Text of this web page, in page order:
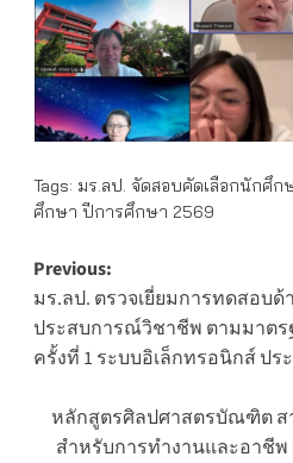
Tags: มร.ลป. จัดสอบคัดเลือกนักศึ
ศึกษา ปีการศึกษา 2569
Post
navigation
Previous:
มร.ลป. ตรวจเยี่ยมการทดสอบ
ประสบการณ์วิชาชีพ ตามมาต
ครั้งที่ 1 ระบบอิเล็กทรอนิกส์ ปร
หลักสูตรศิลปศาสตรบัณฑิต ส
สำหรับการทำงานและอาชี